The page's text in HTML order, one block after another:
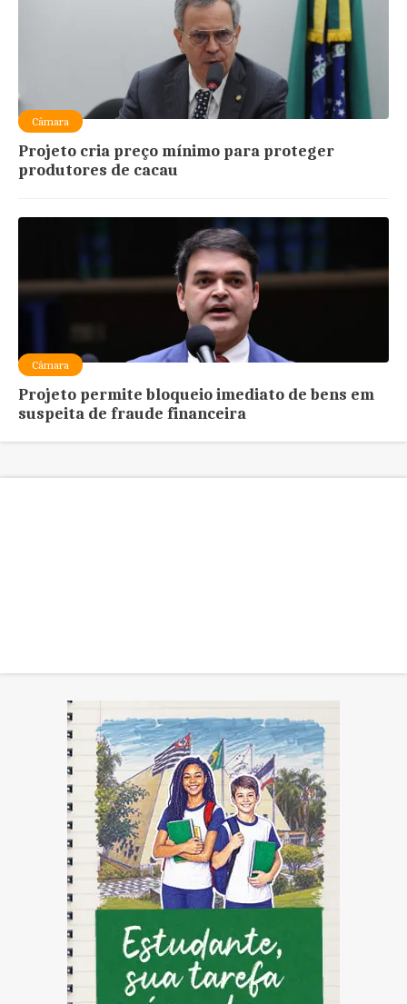
Câmara
Projeto cria preço mínimo para proteger
produtores de cacau
Câmara
Projeto permite bloqueio imediato de bens em
suspeita de fraude financeira